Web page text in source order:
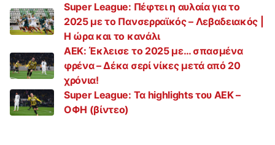
Super League: Πέφτει η αυλαία για το
2025 με το Πανσερραϊκός – Λεβαδειακός |
Η ώρα και το κανάλι
AEK: Έκλεισε το 2025 με… σπασμένα
φρένα – Δέκα σερί νίκες μετά από 20
χρόνια!
Super League: Τα highlights του ΑΕΚ –
ΟΦΗ (βίντεο)